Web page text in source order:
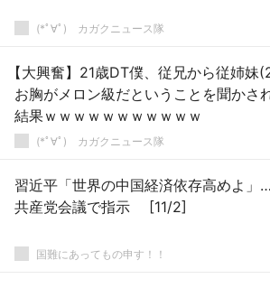
(*ﾟ∀ﾟ)ゞカガクニュース隊
【大興奮】21歳DT僕、従兄から従姉妹
お胸がメロン級だということを聞かさ
結果ｗｗｗｗｗｗｗｗｗｗｗ
(*ﾟ∀ﾟ)ゞカガクニュース隊
習近平「世界の中国経済依存高めよ」
共産党会議で指示 [11/2]
国難にあってもの申す！！